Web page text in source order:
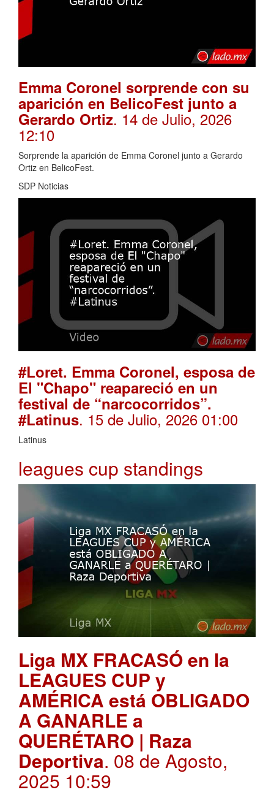
Emma Coronel sorprende con su
aparición en BelicoFest junto a
Gerardo Ortiz. 14 de Julio, 2026
12:10
Sorprende la aparición de Emma Coronel junto a Gerardo
Ortiz en BelicoFest.
SDP Noticias
#Loret. Emma Coronel, esposa de
El "Chapo" reapareció en un
festival de “narcocorridos”.
#Latinus. 15 de Julio, 2026 01:00
Latinus
leagues cup standings
Liga MX FRACASÓ en la
LEAGUES CUP y
AMÉRICA está OBLIGADO
A GANARLE a
QUERÉTARO | Raza
Deportiva. 08 de Agosto,
2025 10:59